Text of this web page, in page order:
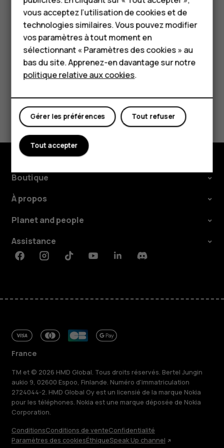
Pour les entreprises
Tablettes
Boutique
Appuyez survibrationpour activer le mode vibreur de
votre téléphone, ou sur notifications_offpour le mettre en mode
silencieux.
Avez-vous trouvé cela utile?
Oui Non
Boutique
À propos
Planet and people
Assistance
FacebookInstagramTiktokYoutubeLinkedinDiscord
France
TM et © 2026 HMD Global. Tous droits réservés. Bertel Jungin
aukio 9, 02600 Espoo, Finlande. Numéro d'immatriculation
2724044-2. HMD Global Oy est un licensié de la marque Nokia
pour les téléphones. Nokia est une marque déposée de Nokia
Corporation.
ConditionsConditions de venteConfidentialité
Paramètres des cookiesÉthiqueSpeak Up channel
vous acceptez l’utilisation de cookies et de
technologies similaires. Vous pouvez modifier
vos paramètres à tout moment en
sélectionnant « Paramètres des cookies » au
bas du site. Apprenez-en davantage sur notre
politique relative aux cookies.
Tout refuser
Gérer les préférences
Tout accepter